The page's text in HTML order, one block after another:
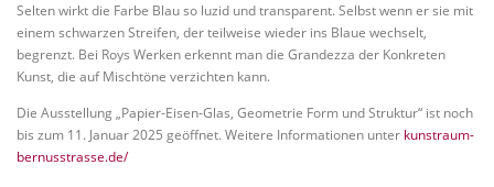
Selten wirkt die Farbe Blau so luzid und transparent. Selbst wenn er sie mit
einem schwarzen Streifen, der teilweise wieder ins Blaue wechselt,
begrenzt. Bei Roys Werken erkennt man die Grandezza der Konkreten
Kunst, die auf Mischtöne verzichten kann.
Die Ausstellung „Papier-Eisen-Glas, Geometrie Form und Struktur“ ist noch
bis zum 11. Januar 2025 geöffnet. Weitere Informationen unter kunstraum-
bernusstrasse.de/